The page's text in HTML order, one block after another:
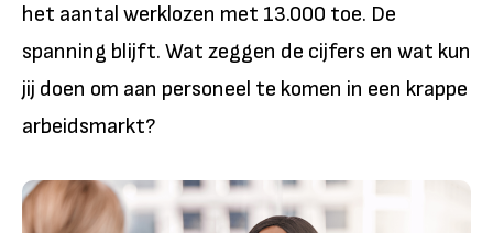
het aantal werklozen met 13.000 toe. De
spanning blijft. Wat zeggen de cijfers en wat kun
jij doen om aan personeel te komen in een krappe
arbeidsmarkt?